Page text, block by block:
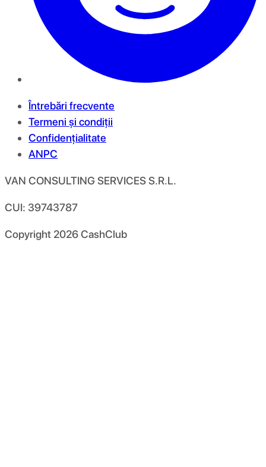
Întrebări frecvente
Termeni și condiții
Confidențialitate
ANPC
VAN CONSULTING SERVICES S.R.L.
CUI: 39743787
Copyright 2026CashClub